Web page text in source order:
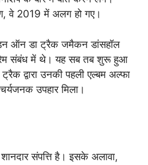
वे 2019 में अलग हो गए।
ऑन डा ट्रैक जमैकन डांसहॉल
संबंध में थे। यह सब तब शुरू हुआ
द्वारा उनकी पहली एल्बम अल्फा
उपहार मिला।
संपत्ति है। इसके अलावा,